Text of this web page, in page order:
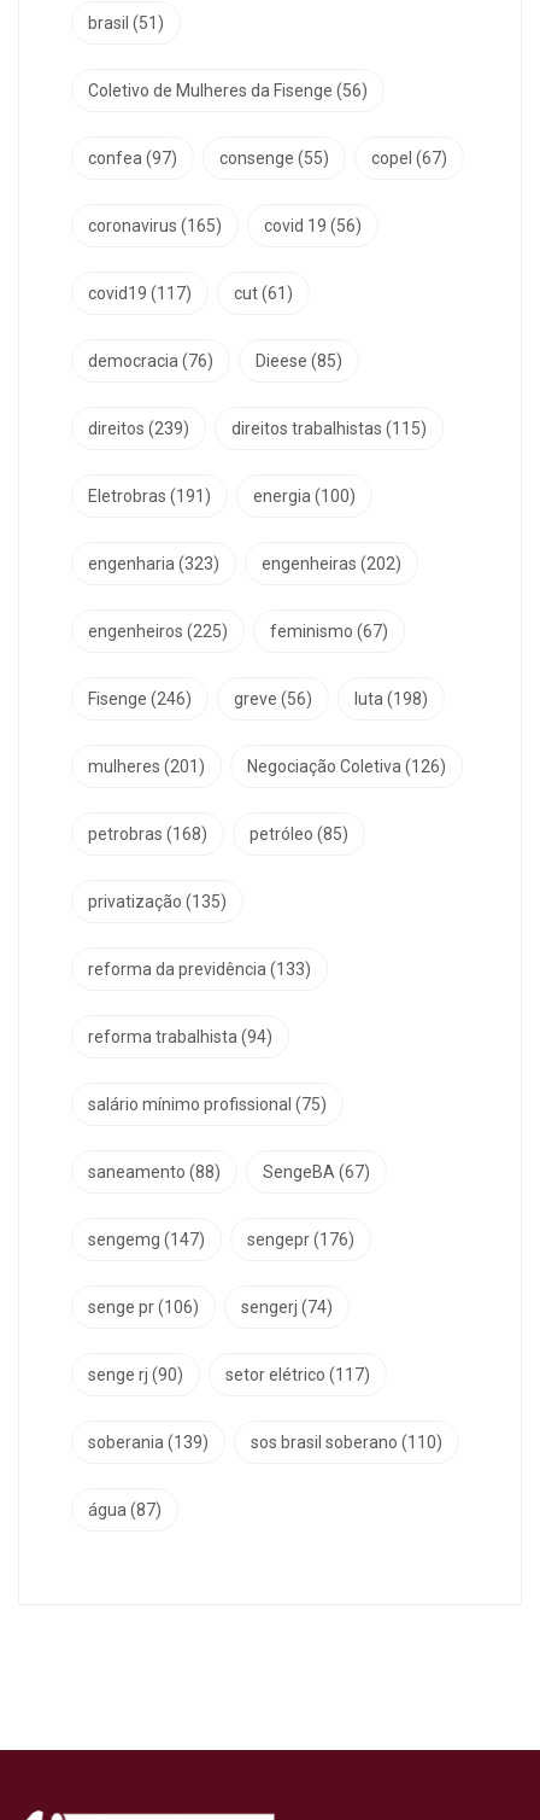
brasil (51)
Coletivo de Mulheres da Fisenge (56)
confea (97) consenge (55) copel (67)
coronavirus (165) covid 19 (56)
covid19 (117) cut(61)
democracia (76) Dieese (85)
direitos (239) direitos trabalhistas (115)
Eletrobras (191) energia (100)
engenharia (323) engenheiras (202)
engenheiros (225) feminismo (67)
Fisenge (246) greve (56) luta (198)
mulheres (201) Negociação Coletiva (126)
petrobras (168) petróleo (85)
privatização (135)
reforma da previdência (133)
reforma trabalhista (94)
salário mínimo profissional (75)
saneamento (88) SengeBA (67)
sengemg (147) sengepr(176)
senge pr(106) sengerj (74)
senge rj (90) setor elétrico (117)
soberania (139) sos brasil soberano (110)
água (87)